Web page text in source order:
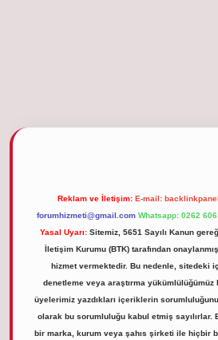
Reklam ve İletişim: E-mail:
forumhizmeti@gmail.com Whatsapp: 0262
Yasal Uyarı: Sitemiz, 5651 Sayılı Kanun
İletişim Kurumu (BTK) tarafından
hizmet vermektedir. Bu nedenle, sitedeki
denetleme veya araştırma yükümlülüğümüz
üyelerimiz yazdıkları içeriklerin
olarak bu sorumluluğu kabul etmiş sayılırlar.
bir marka, kurum veya şahıs şirketi ile hiçbir